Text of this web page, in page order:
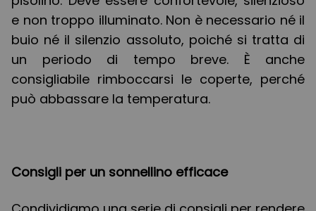
e non troppo illuminato. Non è necessario né il
buio né il silenzio assoluto, poiché si tratta di
un periodo di tempo breve. È anche
consigliabile rimboccarsi le coperte, perché
può abbassare la temperatura.
Consigli per un sonnellino efficace